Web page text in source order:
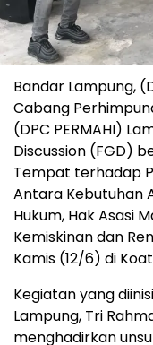
Bandar Lampung,
Cabang
(DPC PERMAHI)
Discussion (FGD)
Tempat terhadap
Antara Kebutuhan
Hukum, Hak Asasi
Kemiskinan dan
Kamis (12/6) di
Kegiatan yang
Lampung, Tri
menghadirkan